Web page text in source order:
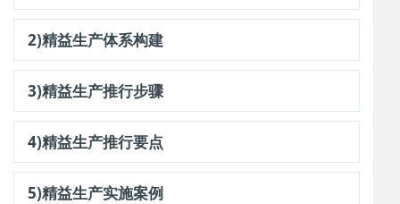
2)精益生产体系构建
3)精益生产推行步骤
4)精益生产推行要点
5)精益生产实施案例